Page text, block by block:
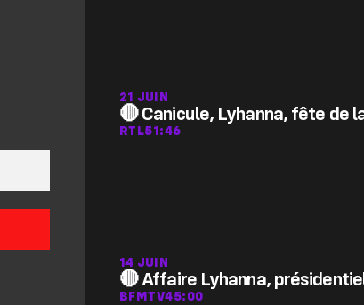
21 JUIN
🔴 Canicule, Lyhanna, fête de
RTL51:46
14 JUIN
🔴 Affaire Lyhanna,
BFMTV45:00